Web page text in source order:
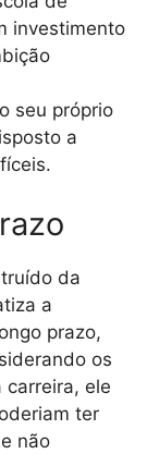
investimento
seu próprio
a
da
a
prazo,
os
carreira, ele
ter
não